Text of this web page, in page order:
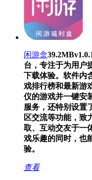
闲游盒39.2MB
台，专注于为用户
下载体验。软件内
戏排行榜和最新游
仪的游戏并一键安
服务，还特别设置
区交流等功能，致
取、互动交友于一
戏乐趣的同时，也
验。
查看